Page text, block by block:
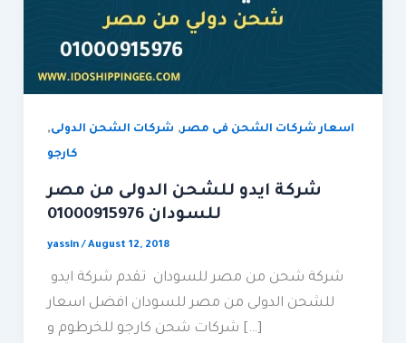
اسعار شركات الشحن فى مصر, شركات الشحن الدولى,
كارجو
شركة ايدو للشحن الدولى من مصر
للسودان 01000915976
yassin/August 12, 2018
شركة شحن من مصر للسودان تقدم شركة ايدو
للشحن الدولى من مصر للسودان افضل اسعار
شركات شحن كارجو للخرطوم و […]